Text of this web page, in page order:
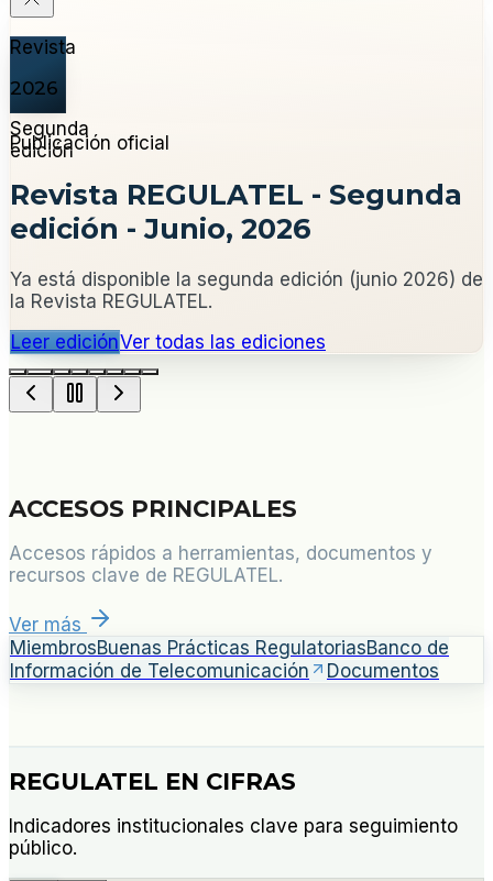
Revista
2026
Segunda
edición
Publicación oficial
Revista REGULATEL - Segunda
edición - Junio, 2026
Ya está disponible la segunda edición (junio 2026) de
la Revista REGULATEL.
Leer ediciónVer todas las ediciones
ACCESOS PRINCIPALES
Accesos rápidos a herramientas, documentos y
recursos clave de REGULATEL.
Ver más
MiembrosBuenas Prácticas RegulatoriasBanco de
Información de Telecomunicación
Documentos
REGULATEL EN CIFRAS
Indicadores institucionales clave para seguimiento
público.